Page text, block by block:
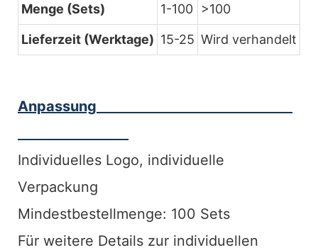
Menge (Sets) 1-100 >100
Lieferzeit (Werktage) 15-25 Wird verhandelt
Anpassung
Individuelles Logo, individuelle
Verpackung
Mindestbestellmenge: 100 Sets
Für weitere Details zur individuellen